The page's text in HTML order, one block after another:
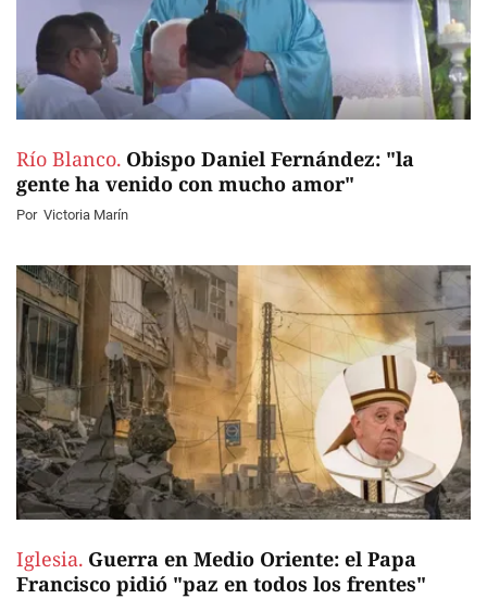
Río Blanco. Obispo Daniel Fernández: "la
gente ha venido con mucho amor"
Por Victoria Marín
Iglesia. Guerra en Medio Oriente: el Papa
Francisco pidió "paz en todos los frentes"